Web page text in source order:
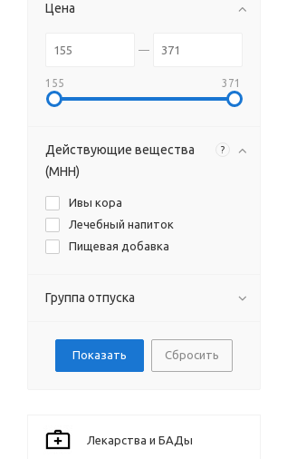
Цена
155 371
Действующие вещества
(МНН)
?
Ивы кора
Лечебный напиток
Пищевая добавка
Группа отпуска
Сбросить
Лекарства и БАДы